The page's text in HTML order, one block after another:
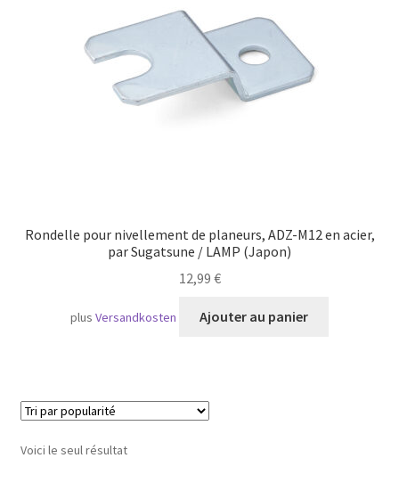
Transport maritime
Rondelle pour nivellement de planeurs, ADZ-M12 en acier,
par Sugatsune / LAMP (Japon)
12,99 €
plusVersandkosten Ajouter au panier
Voici le seul résultat